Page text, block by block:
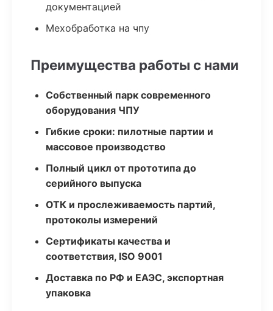
документацией
Мехобработка на чпу
Преимущества работы с нами
Собственный парк современного
оборудования ЧПУ
Гибкие сроки: пилотные партии и
массовое производство
Полный цикл от прототипа до
серийного выпуска
ОТК и прослеживаемость партий,
протоколы измерений
Сертификаты качества и
соответствия, ISO 9001
Доставка по РФ и ЕАЭС, экспортная
упаковка